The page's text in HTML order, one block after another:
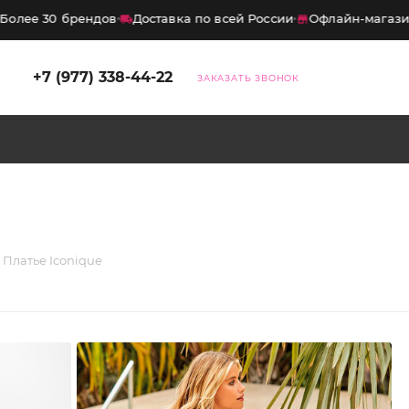
30 брендов Доставка по всей России Офлайн-
+7 (977) 338-44-22 ЗАКАЗАТЬ ЗВОНОК
Платье Iconique
товаров.